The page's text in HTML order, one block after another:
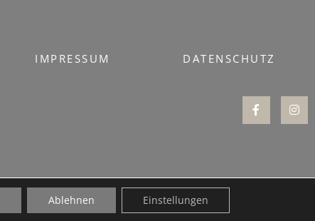
IMPRESSUM DATENSCHUTZ
Ablehnen Einstellungen